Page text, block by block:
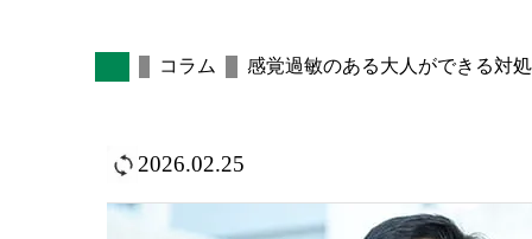
コラム 感覚過敏のある大人ができる対
2026.02.25